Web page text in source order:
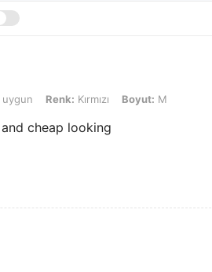
Renk: Kırmızı, Boyut: M
uygun Renk: Kırmızı Boyut: M
cheap looking